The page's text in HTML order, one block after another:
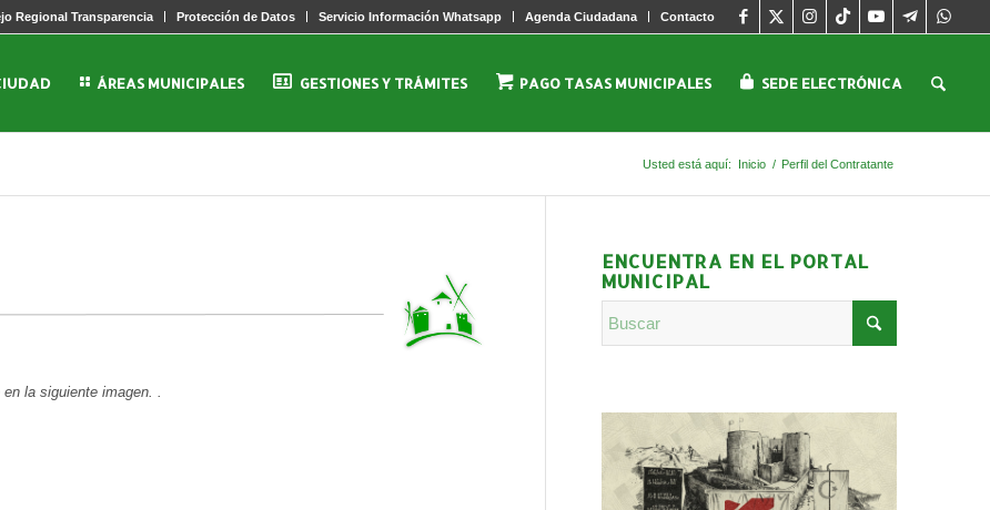
Regional Transparencia Protección de Datos Servicio Información Whatsapp Agenda Ciudadana Contacto
ÁREAS MUNICIPALES GESTIONES Y TRÁMITES PAGO TASAS MUNICIPALES SEDE ELECTRÓNICA
Usted está aquí: Inicio / Perfil del Contratante
la siguiente imagen. .
ENCUENTRA EN EL PORTAL
MUNICIPAL